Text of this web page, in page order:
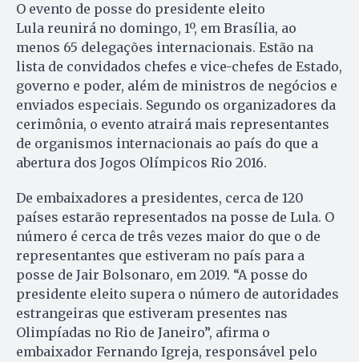
O evento de posse do presidente eleito
Lula reunirá no domingo, 1º, em Brasília, ao
menos 65 delegações internacionais. Estão na
lista de convidados chefes e vice-chefes de Estado,
governo e poder, além de ministros de negócios e
enviados especiais. Segundo os organizadores da
cerimônia, o evento atrairá mais representantes
de organismos internacionais ao país do que a
abertura dos Jogos Olímpicos Rio 2016.
De embaixadores a presidentes, cerca de 120
países estarão representados na posse de Lula. O
número é cerca de três vezes maior do que o de
representantes que estiveram no país para a
posse de Jair Bolsonaro, em 2019. “A posse do
presidente eleito supera o número de autoridades
estrangeiras que estiveram presentes nas
Olimpíadas no Rio de Janeiro”, afirma o
embaixador Fernando Igreja, responsável pelo